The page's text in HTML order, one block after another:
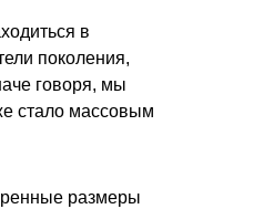
в
поколения,
говоря, мы
стало массовым
размеры